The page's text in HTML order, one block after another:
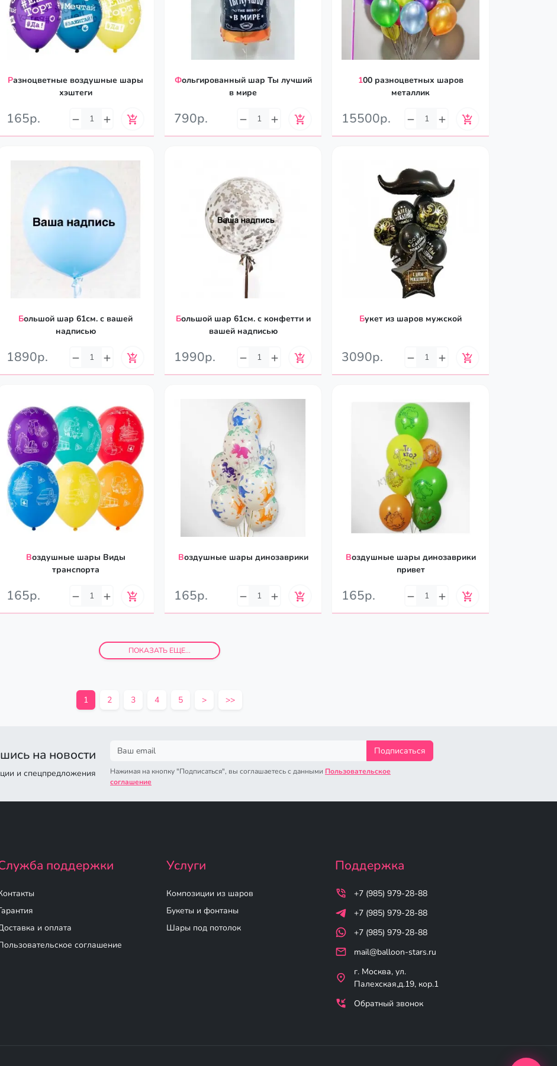
Разноцветные воздушные шары
хэштеги
165р.
Фольгированный шар Ты лучший
в мире
790р.
100 разноцветных шаров
металлик
15500р.
Большой шар 61см. с вашей
надписью
1890р.
Большой шар 61см. с конфетти и
вашей надписью
1990р.
Букет из шаров мужской
3090р.
Воздушные шары Виды
транспорта
165р.
Воздушные шары динозаврики
165р.
Воздушные шары динозаврики
привет
165р.
ПОКАЗАТЬ ЕЩЕ...
1 2 3 4 5 > >>
на новости
и спецпредложения
Подписаться
Нажимая на кнопку "Подписаться", вы соглашаетесь с данными Пользовательское
соглашение
поддержки
и оплата
соглашение
Услуги
Композиции из шаров
Букеты и фонтаны
Шары под потолок
Поддержка
+7 (985) 979-28-88
+7 (985) 979-28-88
+7 (985) 979-28-88
mail@balloon-stars.ru
г. Москва, ул.
Палехская,д.19, кор.1
Обратный звонок